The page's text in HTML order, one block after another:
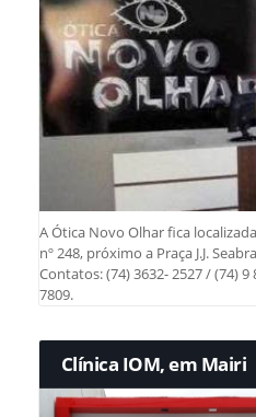
A Ótica Novo Olhar fica
nº 248, próximo a Praça J.J.
Contatos: (74) 3632- 2527 / (74) 9
7809.
Clínica IOM, em Mairi